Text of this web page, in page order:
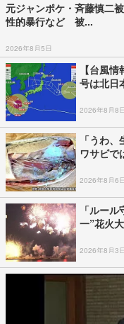
元ジャンポケ・斉藤慎二
性的暴行など 被...
2026年8月5日
【台風
号は北日
2026年8月8日
「うわ
ワサビ
2026年8月6日
「ルー
一”花火
2026年8月3日